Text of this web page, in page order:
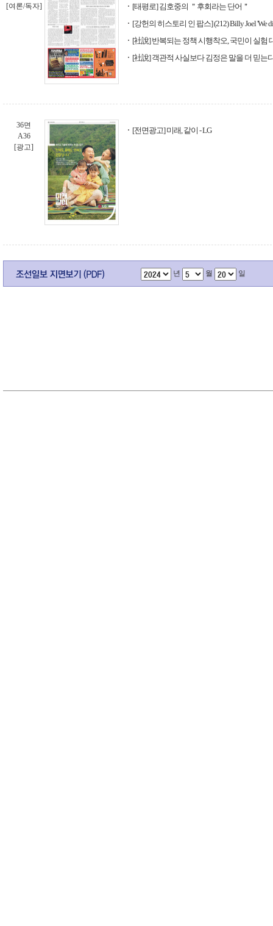
[여론/독자]
[태평로] 김호중의 ＂후회라는 단어＂
[강헌의 히스토리 인 팝스] (212) Billy Joel 'We
[社說] 반복되는 정책 시행착오, 국민이 실험
[社說] 객관적 사실보다 김정은 말을 더 믿는
36면
A36
[광고]
[전면광고] 미래, 같이 - LG
년 월 일